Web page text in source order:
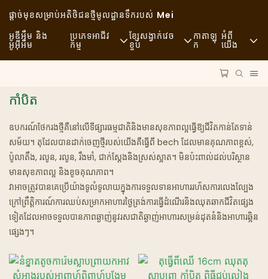
ផ្តាច់មុខសម្រាប់អតិថិជនថ្មីមូលដ្ឋានទឹករបស់ Mei
អូឌីអឹម និង
អូអ៊ីអឹម
ប្រភេទអាជីវ
កម្ម
ភោជនីយដ្ឋានលំដាប់ខ្ពស់
ហាងកាហ្វេ និងហាងកាហ្វេ
ប៊ូហ្វេ
រថយន្ត​ដឹក​អាហារ
ស្លាបព្រាខ្លាញ់
ខ្សែសង្វាក់វេច
ខ្ចប់
ដំណើរការ
បច្ចេកវិទ្យា
កាតាឡុ
ក
អំពី
យើង
ព័ត៌មាន
ករណី
FAQS
ប្លុក
កាំបិត
ឧបករណ៍ថែករងថ្មីគឺនៅលើទីផ្សារធម្មជាតិនិងមានសុខភាពល្អធ្វើឱ្យជីវិតកាន់តែទាន់
សម័យ។ តុដែលបានដាក់ចេញថ្មីរបស់យើងគឺធ្វើពី bech ដែលមានគុណភាពខ្ពស់,
ប៉ូលាតឹង, រលូន, រលូន, រឹងមាំ, ជាក់ស្តែងនិងស្រស់ស្អាត។ មិនប៉ះពាល់ដល់បរិស្ថាន
មានសុខភាពល្អ និងខូចគុណភាព។
វាអាចត្រូវបានគេប្រើយ៉ាងទូលំទូលាយក្នុងការទទួលទានអាហាររហ័សការលេងល្បែង
ក្រៅព្រឹត្តិការណ៍ការឈប់សម្រាកអាហារថ្ងៃត្រង់ការធ្វើដំណើរនិងឈុតឆាកជីវិតផ្សេង
ទៀតដែលអាចទទួលបានភាពឆ្ងាញ់នូវរសជាតិឆ្ងាញ់អាហារសម្រន់ដុតនំនិងអាហារឆ្អិន
ផ្សេងៗ។